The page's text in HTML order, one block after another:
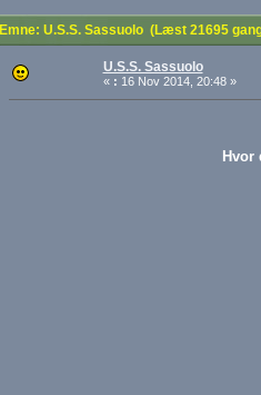
Emne: U.S.S. Sassuolo (Læst 21695
U.S.S. Sassuolo
« : 16 Nov 2014, 20:48 »
Hvor